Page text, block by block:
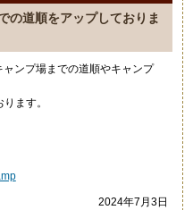
の道順をアップしておりま
ンプ場までの道順やキャンプ
ます。
2024年7月3日